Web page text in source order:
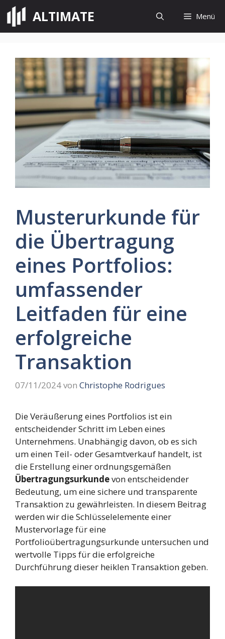
Zum
Inhalt
springen
ALTIMATE Menü
Musterurkunde für
die Übertragung
eines Portfolios:
umfassender
Leitfaden für eine
erfolgreiche
Transaktion
07/11/2024von Christophe Rodrigues
Die Veräußerung eines Portfolios ist ein
entscheidender Schritt im Leben eines
Unternehmens. Unabhängig davon, ob es sich
um einen Teil- oder Gesamtverkauf handelt, ist
die Erstellung einer ordnungsgemäßen
Übertragungsurkundevon entscheidender
Bedeutung, um eine sichere und transparente
Transaktion zu gewährleisten. In diesem Beitrag
werden wir die Schlüsselelemente einer
Mustervorlage für eine
Portfolioübertragungsurkunde untersuchen und
wertvolle Tipps für die erfolgreiche
Durchführung dieser heiklen Transaktion geben.